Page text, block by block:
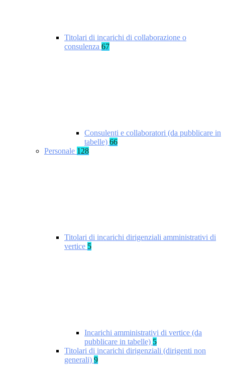
Titolari di incarichi di collaborazione o
consulenza 67
Consulenti e collaboratori (da pubblicare in
tabelle) 66
Personale 128
Titolari di incarichi dirigenziali amministrativi di
vertice 5
Incarichi amministrativi di vertice (da
pubblicare in tabelle) 5
Titolari di incarichi dirigenziali (dirigenti non
generali) 9